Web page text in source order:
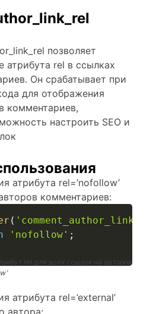
позволяет
атрибута rel в ссылках
Он срабатывает при
для отображения
комментариев,
настроить SEO и
атрибута rel=’nofollow’
комментариев:
(
'nofollow' ;
rel для всех ссылок на авторов
атрибута rel=’external’
автора: